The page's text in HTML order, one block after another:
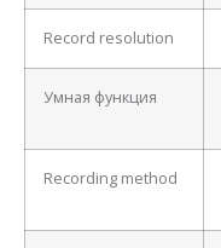
Record resolution
Умная функция
Recording method